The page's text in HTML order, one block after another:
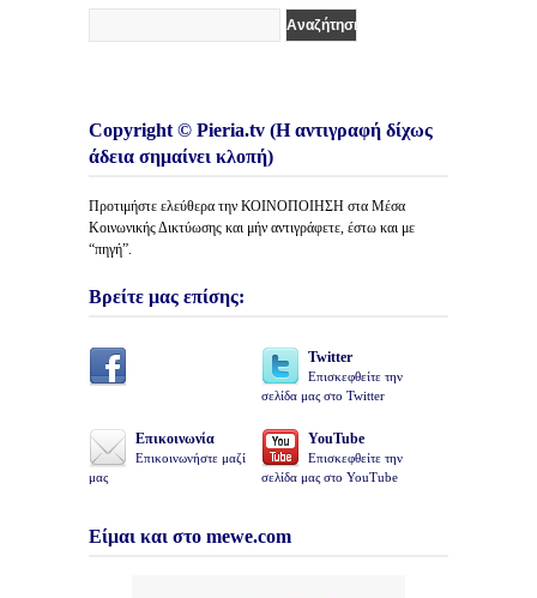
Copyright © Pieria.tv (Η αντιγραφή δίχως
άδεια σημαίνει κλοπή)
Προτιμήστε ελεύθερα την ΚΟΙΝΟΠΟΙΗΣΗ στα Μέσα
Κοινωνικής Δικτύωσης και μήν αντιγράφετε, έστω και με
“πηγή”.
Βρείτε μας επίσης:
Twitter
Επισκεφθείτε την
σελίδα μας στο Twitter
Επικοινωνία
Επικοινωνήστε μαζί
μας
YouTube
Επισκεφθείτε την
σελίδα μας στο YouTube
Είμαι και στο mewe.com